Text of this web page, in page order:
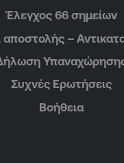
Έλεγχος 66 σημείων
αποστολής –
Συχνές Ερωτήσεις
Βοήθεια